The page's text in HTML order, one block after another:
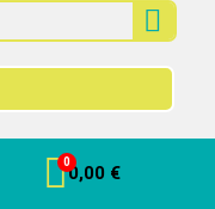
0,00 €